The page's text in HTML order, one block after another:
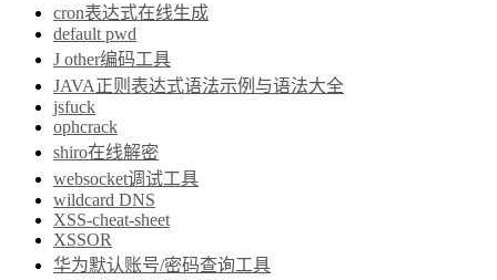
cron表达式在线生成
default pwd
J other编码工具
JAVA正则表达式语法示例与语法大全
jsfuck
ophcrack
shiro在线解密
websocket调试工具
wildcard DNS
XSS-cheat-sheet
XSSOR
华为默认账号/密码查询工具